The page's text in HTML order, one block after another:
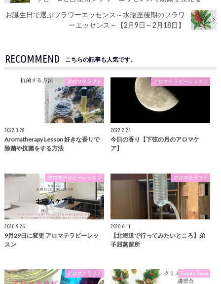
お誕生日で選ぶフラワーエッセンス～水瓶座後期のフラワ
ーエッセンス～【2月9日～2月18日】
RECOMMEND こちらの記事も人気です。
アロマクラフト
2022.3.28
Aromatherapy Lesson 好きな香りで
除菌や抗菌をする方法
アロマテラピーレッスン
2022.2.24
今日の香り【下弦の月のアロマケ
ア】
アロマテラピーレッスン
2020.9.26
9月29日に変更 アロマテラピーレッ
スン
アロマクラフト
2020.6.11
【北海道で行ってみたいところ】弟
子屈蒸留所
アロマクラフト Ruban Rose